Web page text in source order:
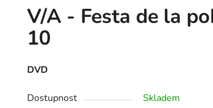
V/A - Festa de la
10
DVD
Dostupnost
Skladem